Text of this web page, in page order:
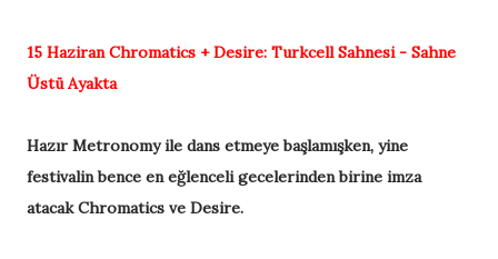
15 HaziranChromatics + Desire: Turkcell Sahnesi - Sahne
Üstü Ayakta
Hazır Metronomy ile dans etmeye başlamışken, yine
festivalin bence en eğlenceli gecelerinden birine imza
atacak Chromatics ve Desire.